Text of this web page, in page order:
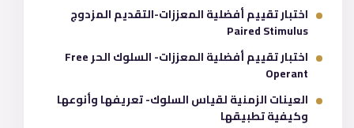
اختبار تقييم أفضلية المعززات-التقديم المزدوج
Paired Stimulus
اختبار تقييم أفضلية المعززات- السلوك الحر Free
Operant
العينات الزمنية لقياس السلوك- تعريفها وأنوعها
وكيفية تطبيقها